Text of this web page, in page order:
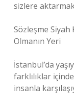
sizlere
Sözleşme Siyah
Olmanın Yeri
İstanbul’da
farklılıklar
insanla